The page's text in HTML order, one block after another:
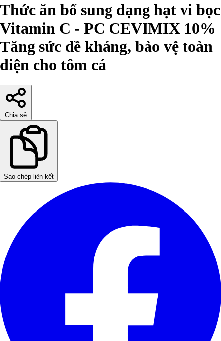
Thức ăn bổ sung dạng hạt vi bọc
Vitamin C - PC CEVIMIX 10%
Tăng sức đề kháng, bảo vệ toàn
diện cho tôm cá
Chia sẻ
Sao chép liên kết